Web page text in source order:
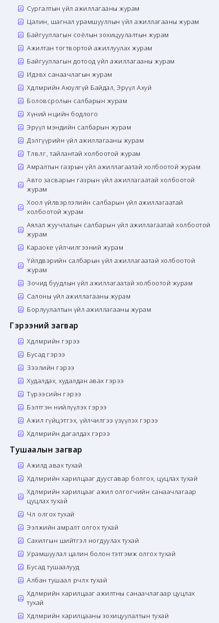
Сургалтын үйл ажиллагааны журам
Цалин, шагнал урамшууллын үйл ажиллагааны журам
Байгууллагын соёлын зохицуулалтын журам
Ажилтан тогтвортой ажиллуулах журам
Байгууллагын дотоод үйл ажиллагааны журам
Идэвх санаачлагын журам
Хөдөлмөрийн Аюулгүй Байдал, Эрүүл Ахуй
Боловсролын салбарын журам
Хүний нөөцийн бодлого
Эрүүл мэндийн салбарын журам
Дэлгүүрийн үйл ажиллагааны журам
Төлөвлөгөө, тайлантай холбоотой журам
Амралтын газрын үйл ажиллагаатай холбоотой журам
Авто засварын газрын үйл ажиллагаатай холбоотой
журам
Хоол үйлвэрлэлийн салбарын үйл ажиллагаатай
холбоотой журам
Аялал жуучлалын салбарын үйл ажиллагаатай холбоотой
журам
Караоке үйлчилгээний журам
Үйлдвэрийн салбарын үйл ажиллагаатай холбоотой
журам
Зочид буудлын үйл ажиллагаатай холбоотой журам
Салоны үйл ажиллагааны журам
Борлуулалтын үйл ажиллагааны журам
Гэрээний загвар
Хөдөлмөрийн гэрээ
Бусад гэрээ
Зээлийн гэрээ
Худалдах, худалдан авах гэрээ
Түрээсийн гэрээ
Бэлтгэн нийлүүлэх гэрээ
Ажил гүйцэтгэх, үйлчилгээ үзүүлэх гэрээ
Хөдөлмөрийн дагалдах гэрээ
Тушаалын загвар
Ажилд авах тухай
Хөдөлмөрийн харилцааг дуусгавар болгох, цуцлах тухай
Хөдөлмөрийн харилцааг ажил олгогчийн санаачлагаар
цуцлах тухай
Чөлөө олгох тухай
Ээлжийн амралт олгох тухай
Сахилгын шийтгэл ногдуулах тухай
Урамшуулал цалин болон тэтгэмж олгох тухай
Бусад тушаалууд
Албан тушаал өөрчлөх тухай
Хөдөлмөрийн харилцааг ажилтны санаачлагаар цуцлах
тухай
Хөдөлмөрийн харилцааны зохицуулалтын тухай